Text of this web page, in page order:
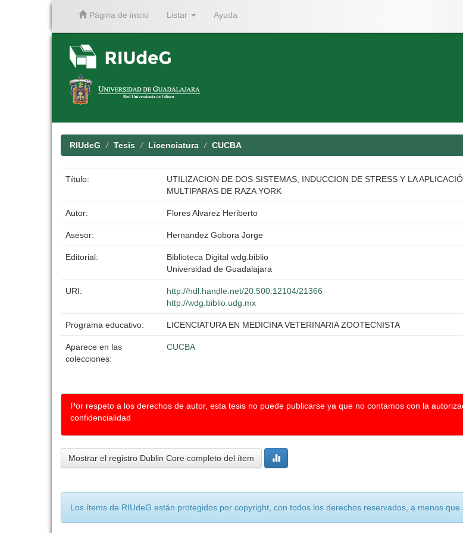
Página de inicio Listar Ayuda
RIUdeG Tesis Licenciatura CUCBA
Título:
UTILIZACION DE DOS SISTEMAS, INDUCCION DE STRESS Y LA
MULTIPARAS DE RAZA YORK
Autor: Flores Alvarez Heriberto
Asesor: Hernandez Gobora Jorge
Editorial:
Biblioteca Digital wdg.biblio
Universidad de Guadalajara
URI:
http://hdl.handle.net/20.500.12104/21366
http://wdg.biblio.udg.mx
Programa educativo: LICENCIATURA EN MEDICINA VETERINARIA ZOOTECNISTA
Aparece en las
colecciones:
CUCBA
Por respeto a los derechos de autor, esta tesis no puede publicarse ya que no contamos con la
confidencialidad
Mostrar el registro Dublin Core completo del ítem
Los ítems de RIUdeG están protegidos por copyright, con todos los derechos reservados, a menos que